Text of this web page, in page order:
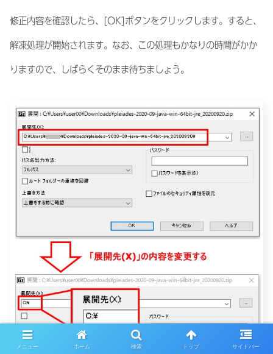
修正内容を確認したら、[OK]ボタンをクリックします。すると、
解凍処理が開始されます。なお、この処理もかなりの時間がかか
りますので、しばらくそのまま待ちましょう。
メニュー ホーム 検索 トップ サイドバー